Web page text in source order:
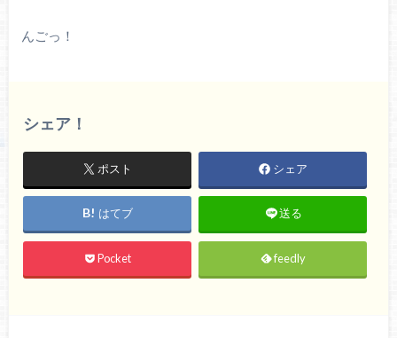
んごっ！
シェア！
ポスト シェア
はてブ 送る
Pocket feedly